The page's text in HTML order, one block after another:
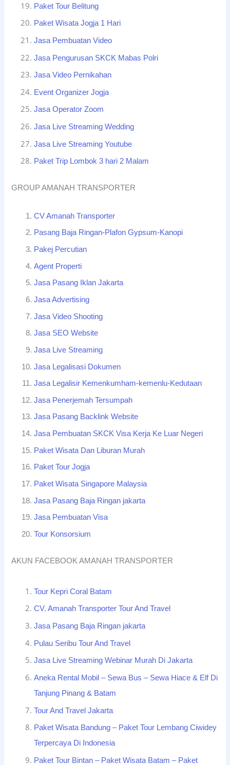
Paket Tour Belitung
Paket Wisata Jogja 1 Hari
Jasa Pembuatan Video
Jasa Pengurusan SKCK Mabas Polri
Jasa Video Pernikahan
Event Organizer Jogja
Jasa Operator Zoom
Jasa Live Streaming Wedding
Jasa Live Streaming Youtube
Paket Trip Lombok 3 hari 2 Malam
GROUP AMANAH TRANSPORTER
CV Amanah Transporter
Pasang Baja Ringan-Plafon Gypsum-Kanopi
Pakej Percutian
Agent Properti
Jasa Pasang Iklan Jakarta
Jasa Advertising
Jasa Video Shooting
Jasa SEO Website
Jasa Live Streaming
Jasa Legalisasi Dokumen
Jasa Legalisir Kemenkumham-kemenlu-Kedutaan
Jasa Penerjemah Tersumpah
Jasa Pasang Backlink Website
Jasa Pembuatan SKCK Visa Kerja Ke Luar Negeri
Paket Wisata Dan Liburan Murah
Paket Tour Jogja
Paket Wisata Singapore Malaysia
Jasa Pasang Baja Ringan jakarta
Jasa Pembuatan Visa
Tour Konsorsium
AKUN FACEBOOK AMANAH TRANSPORTER
Tour Kepri Coral Batam
CV. Amanah Transporter Tour And Travel
Jasa Pasang Baja Ringan jakarta
Pulau Seribu Tour And Travel
Jasa Live Streaming Webinar Murah Di Jakarta
Aneka Rental Mobil – Sewa Bus – Sewa Hiace & Elf Di
Tanjung Pinang & Batam
Tour And Travel Jakarta
Paket Wisata Bandung – Paket Tour Lembang Ciwidey
Terpercaya Di Indonesia
Paket Tour Bintan – Paket Wisata Batam – Paket